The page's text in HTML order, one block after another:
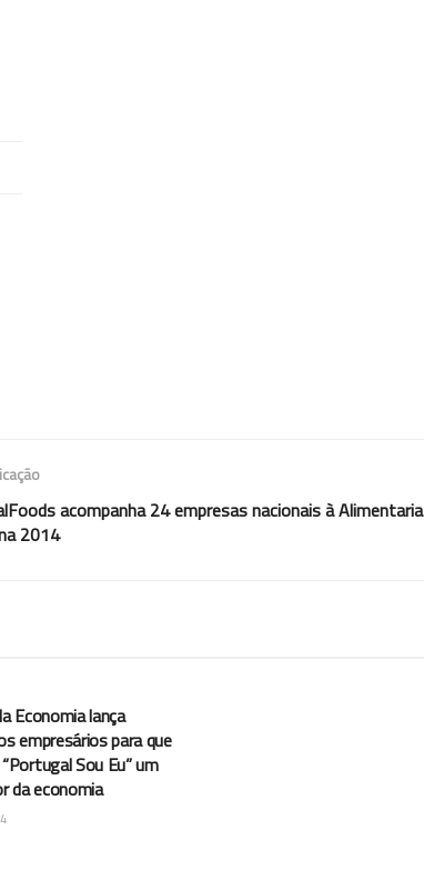
acompanha 24 empresas nacionais à Alimentaria
2014
Economia lança
empresários para que
Sou Eu” um
da economia